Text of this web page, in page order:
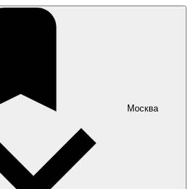
Москва